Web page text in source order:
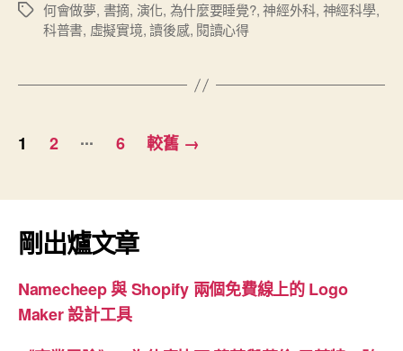
會
做
（This
得”
標
何會做夢, 書摘, 演化, 為什麼要睡覺?,神經外科, 神經科學,
科普書, 虛擬實境,讀後感, 閱讀心得
文
分
頁
1 2 ... 6 較舊 →
剛出爐文章
Namecheep 與 Shopify 兩個免費線上的 Logo
Maker 設計工具